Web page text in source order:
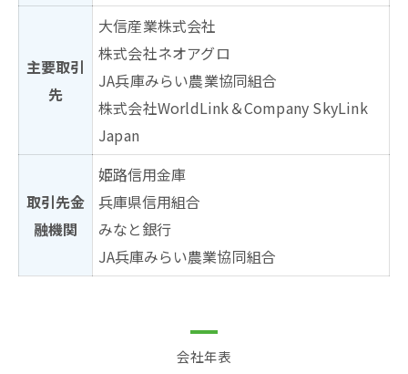
主要取引
先
大信産業株式会社
株式会社ネオアグロ
JA兵庫みらい農業協同組合
株式会社WorldLink＆Company SkyLink
Japan
取引先金
融機関
姫路信用金庫
兵庫県信用組合
みなと銀行
JA兵庫みらい農業協同組合
会社年表